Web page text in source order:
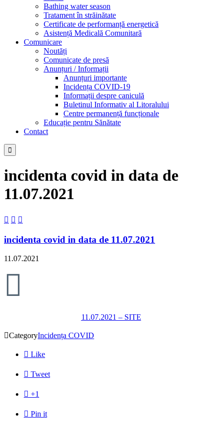
Bathing water season
Tratament în străinătate
Certificate de performanță energetică
Asistență Medicală Comunitară
Comunicare
Noutăți
Comunicate de presă
Anunțuri / Informații
Anunțuri importante
Incidența COVID-19
Informații despre caniculă
Buletinul Informativ al Litoralului
Centre permanență funcționale
Educație pentru Sănătate
Contact

incidenta covid in data de
11.07.2021
  
incidenta covid in data de 11.07.2021
11.07.2021

11.07.2021 – SITE
CategoryIncidența COVID
 Like
 Tweet
 +1
 Pin it